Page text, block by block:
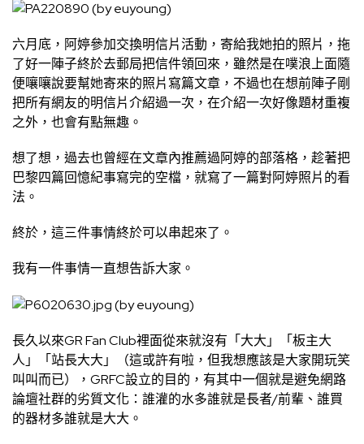
六月底，阿婷參加交換明信片活動，寄給我她拍的照片，拖
了好一陣子終於去郵局把信件領回來，雖然是在噗浪上面隨
便嚷嚷說要幫她寄來的照片寫篇文章，不過也在想前陣子剛
把所有網友的明信片介紹過一次，在介紹一次好像題材重複
之外，也會有點無趣。
想了想，過去也曾經在文章內推薦過阿婷的部落格，趁著把
巴黎四篇回憶紀事寫完的空檔，就寫了一篇對阿婷照片的看
法。
終於，這三件事情終於可以串起來了。
我有一件事情一直想告訴大家。
長久以來GR Fan Club裡面從來就沒有「大大」「板主大
人」「站長大大」（這或許有啦，但我想應該是大家開玩笑
叫叫而已），GRFC設立的目的，有其中一個就是避免網路
論壇社群的劣質文化：誰灌的水多誰就是長者/前輩、誰買
的器材多誰就是大大。